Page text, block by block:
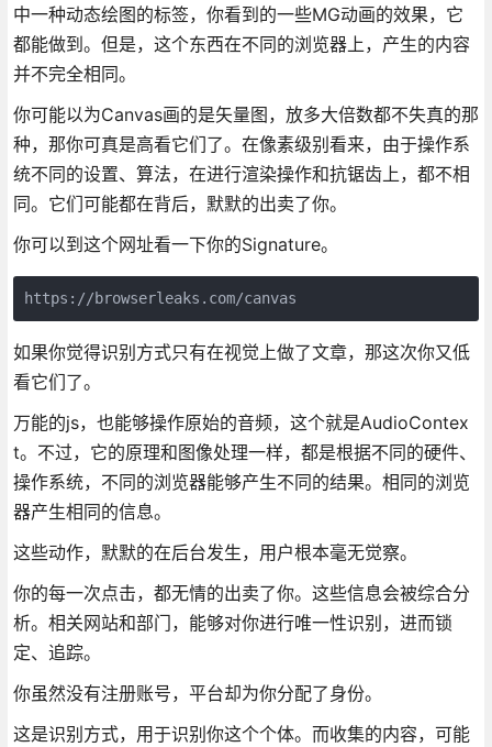
中一种动态绘图的标签，你看到的一些MG动画的效果，它
都能做到。但是，这个东西在不同的浏览器上，产生的内容
并不完全相同。
你可能以为Canvas画的是矢量图，放多大倍数都不失真的那
种，那你可真是高看它们了。在像素级别看来，由于操作系
统不同的设置、算法，在进行渲染操作和抗锯齿上，都不相
同。它们可能都在背后，默默的出卖了你。
你可以到这个网址看一下你的Signature。
https://browserleaks.com/canvas
如果你觉得识别方式只有在视觉上做了文章，那这次你又低
看它们了。
万能的js，也能够操作原始的音频，这个就是AudioContex
t。不过，它的原理和图像处理一样，都是根据不同的硬件、
操作系统，不同的浏览器能够产生不同的结果。相同的浏览
器产生相同的信息。
这些动作，默默的在后台发生，用户根本毫无觉察。
你的每一次点击，都无情的出卖了你。这些信息会被综合分
析。相关网站和部门，能够对你进行唯一性识别，进而锁
定、追踪。
你虽然没有注册账号，平台却为你分配了身份。
这是识别方式，用于识别你这个个体。而收集的内容，可能